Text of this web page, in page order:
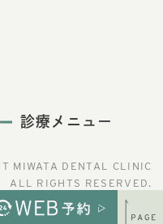
診療メニュー
MIWATA DENTAL CLINIC
ALL RIGHTS RESERVED.